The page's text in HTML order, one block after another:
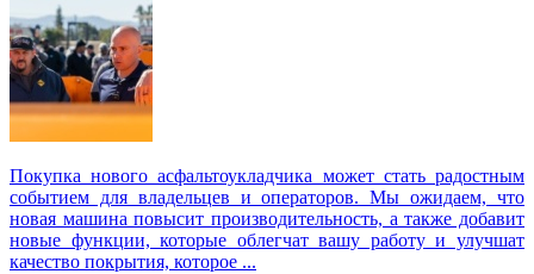
Покупка нового асфальтоукладчика может стать радостным
событием для владельцев и операторов. Мы ожидаем, что
новая машина повысит производительность, а также добавит
новые функции, которые облегчат вашу работу и улучшат
качество покрытия, которое ...